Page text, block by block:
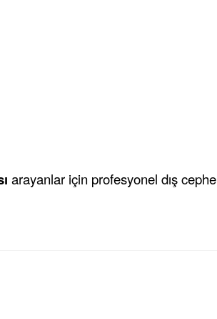
arayanlar için profesyonel dış cephe